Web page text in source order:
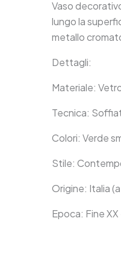
Vaso
lungo la
metallo
Dettagli:
Materiale:
Tecnica:
Colori: Verde
Stile:
Origine: Italia
Epoca: Fine